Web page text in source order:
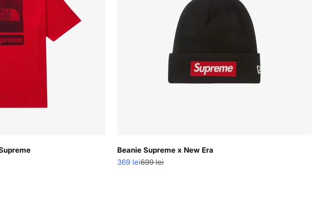
Beanie Supreme x New Era
Pret redus
369 leiPret normal
699 lei